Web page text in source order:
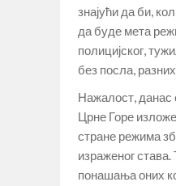
знајући да би,
да буде мета
полицијског,
без посла,
Нажалост, данас
Црне Горе
стране режима
израженог става.
понашања оних